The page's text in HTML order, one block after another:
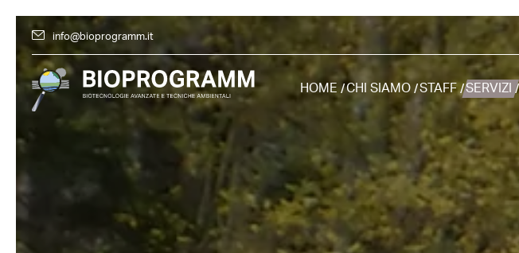
info@bioprogramm.it
HOME CHI SIAMO STAFF SERVIZI